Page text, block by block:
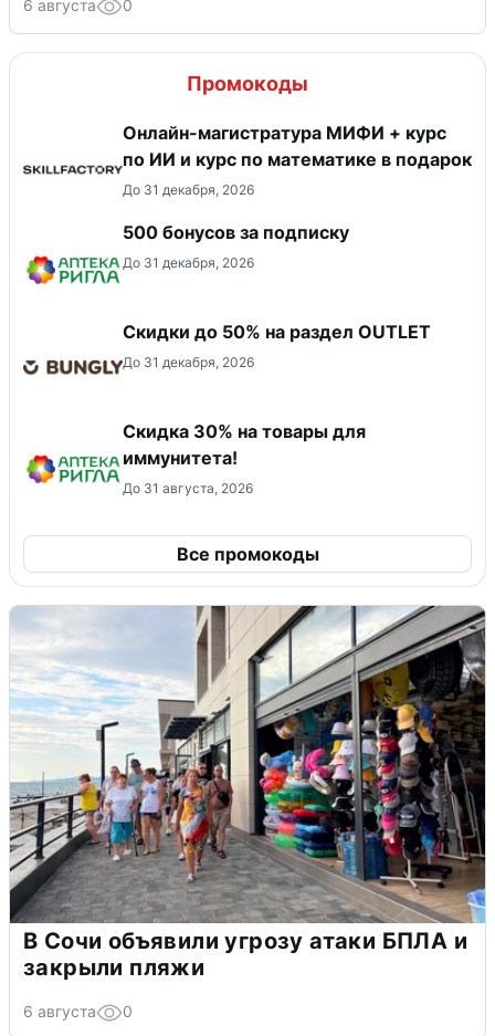
6 августа 0
Промокоды
Онлайн-магистратура МИФИ + курс
по ИИ и курс по математике в подарок
До 31 декабря, 2026
500 бонусов за подписку
До 31 декабря, 2026
Скидки до 50% на раздел OUTLET
До 31 декабря, 2026
Скидка 30% на товары для
иммунитета!
До 31 августа, 2026
Все промокоды
В Сочи объявили угрозу атаки БПЛА и
закрыли пляжи
6 августа 0